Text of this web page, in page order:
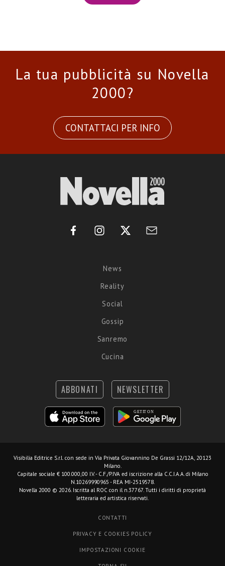
La tua pubblicità su Novella
2000?
CONTATTACI PER INFO
News
Reality
Social
Gossip
Sanremo
Cucina
ABBONATI NEWSLETTER
Visibilia Editrice S.r.l. con sede in Via Privata Giovannino De Grassi 12/12A, 20123
Milano.
Capitale sociale € 100.000,00 I.V. - C.F./P.IVA ed iscrizione alla C.C.I.A.A. di Milano
N.10269990965 - REA MI-2519578.
Novella 2000 © 2026. Iscritta al ROC con il n.37767. Tutti i diritti di proprietà
letteraria ed artistica riservati.
CONTATTI
PRIVACY E COOKIES POLICY
IMPOSTAZIONI COOKIE